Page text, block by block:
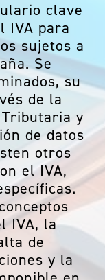
clave
IVA para
sujetos a
Se
su
de la
y
de datos
otros
el IVA,
IVA, la
de
y la